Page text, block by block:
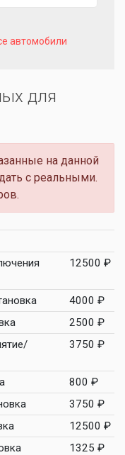
автомобили
для
на данной
с реальными.
12500 ₽
4000 ₽
2500 ₽
3750 ₽
800 ₽
3750 ₽
12500 ₽
1325 ₽